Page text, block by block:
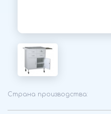
Страна производства: